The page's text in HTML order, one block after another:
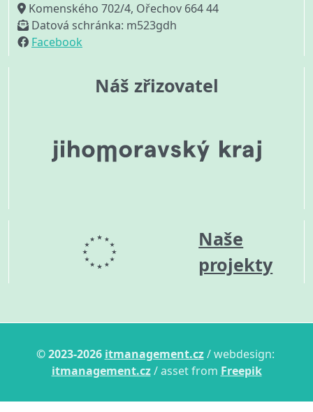
Komenského 702/4, Ořechov 664 44
Datová schránka: m523gdh
Facebook
Náš zřizovatel
Naše
projekty
© 2023-2026 itmanagement.cz / webdesign:
itmanagement.cz / asset from Freepik